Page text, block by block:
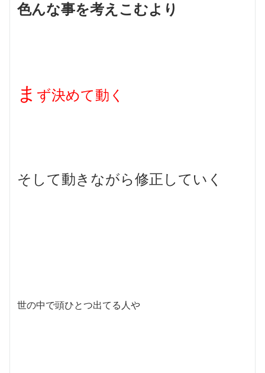
色んな事を考えこむより
ま ず決めて動く
そして動きながら修正していく
世の中で頭ひとつ出てる人や